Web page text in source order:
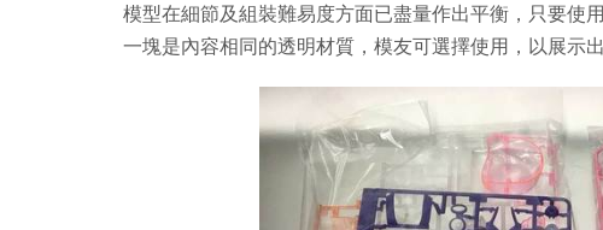
模型在細節及組裝難易度方面已盡量作出平衡，只要使
一塊是內容相同的透明材質，模友可選擇使用，以展示